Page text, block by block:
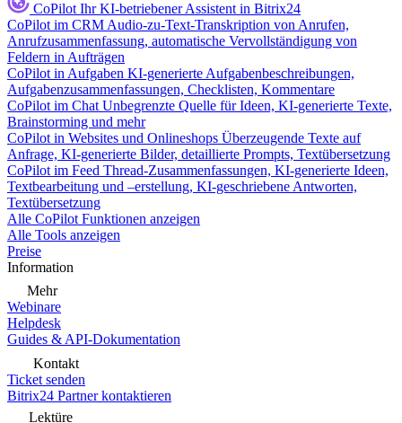
CoPilot Ihr KI-betriebener Assistent in Bitrix24
CoPilot im CRM Audio-zu-Text-Transkription von Anrufen,
Anrufzusammenfassung, automatische Vervollständigung von
Feldern in Aufträgen
CoPilot in Aufgaben KI-generierte Aufgabenbeschreibungen,
Aufgabenzusammenfassungen, Checklisten, Kommentare
CoPilot im Chat Unbegrenzte Quelle für Ideen, KI-generierte Texte,
Brainstorming und mehr
CoPilot in Websites und Onlineshops Überzeugende Texte auf
Anfrage, KI-generierte Bilder, detaillierte Prompts, Textübersetzung
CoPilot im Feed Thread-Zusammenfassungen, KI-generierte Ideen,
Textbearbeitung und –erstellung, KI-geschriebene Antworten,
Textübersetzung
Alle CoPilot Funktionen anzeigen
Alle Tools anzeigen
Preise
Information
Mehr
Webinare
Helpdesk
Guides & API-Dokumentation
Kontakt
Ticket senden
Bitrix24 Partner kontaktieren
Lektüre